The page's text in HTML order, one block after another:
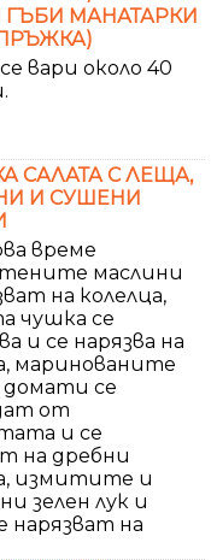
МАНАТАРКИ
вари около 40
САЛАТА С ЛЕЩА,
И СУШЕНИ
време
маслини
на колелца,
чушка се
и се нарязва на
маринованите
се
от
и се
на дребни
измитите и
зелен лук и
нарязват на